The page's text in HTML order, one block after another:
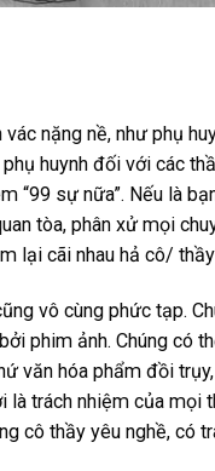
nặng nề, như phụ
huynh đối với các
“99 sự nữa”. Nếu là
tòa, phân xử mọi
lại cãi nhau hả cô/
vô cùng phức tạp.
phim ảnh. Chúng có
văn hóa phẩm đồi
là trách nhiệm của
cô thầy yêu nghề, có